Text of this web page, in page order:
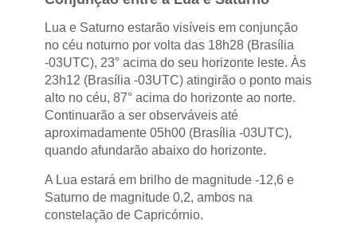
Lua e Saturno estarão visíveis em conjunção
no céu noturno por volta das 18h28 (Brasília
-03UTC), 23° acima do seu horizonte leste. Às
23h12 (Brasília -03UTC) atingirão o ponto mais
alto no céu, 87° acima do horizonte ao norte.
Continuarão a ser observáveis até
aproximadamente 05h00 (Brasília -03UTC),
quando afundarão abaixo do horizonte.
A Lua estará em brilho de magnitude -12,6 e
Saturno de magnitude 0,2, ambos na
constelação de Capricórnio.